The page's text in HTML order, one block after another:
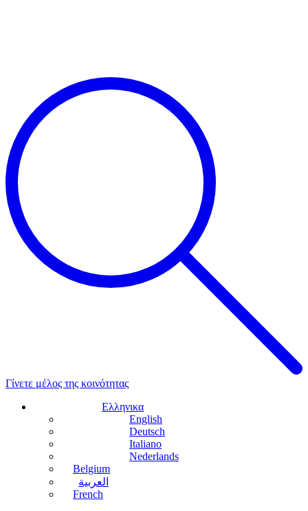
Γίνετε μέλος της κοινότητας
Ελληνικα
English
Deutsch
Italiano
Nederlands
Belgium
العربية
French